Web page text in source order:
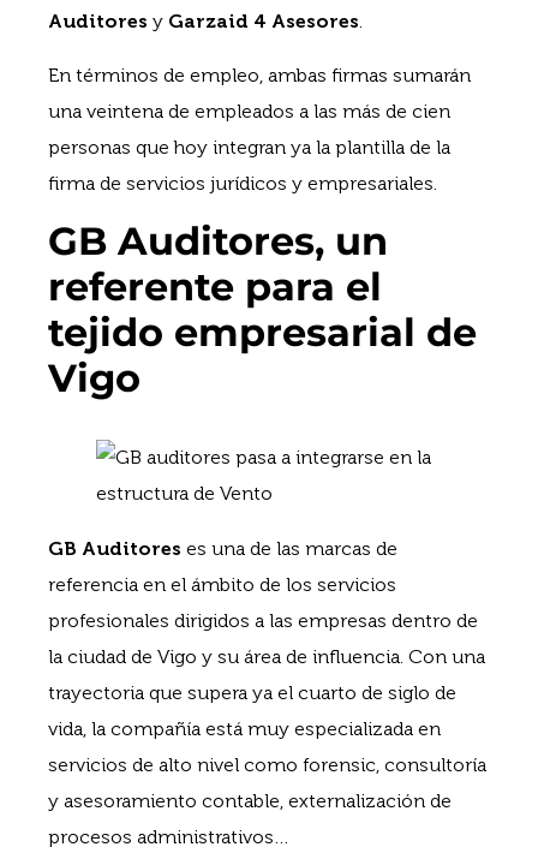
Auditores y Garzaid 4 Asesores.
En términos de empleo, ambas firmas sumarán
una veintena de empleados a las más de cien
personas que hoy integran ya la plantilla de la
firma de servicios jurídicos y empresariales.
GB Auditores, un
referente para el
tejido empresarial de
Vigo
GB Auditores es una de las marcas de
referencia en el ámbito de los servicios
profesionales dirigidos a las empresas dentro de
la ciudad de Vigo y su área de influencia. Con una
trayectoria que supera ya el cuarto de siglo de
vida, la compañía está muy especializada en
servicios de alto nivel como forensic, consultoría
y asesoramiento contable, externalización de
procesos administrativos…